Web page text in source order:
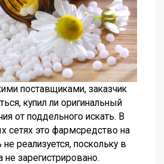
поставщиками, заказчик
купил ли оригинальный
от поддельного искать. В
сетях это фармсредство на
реализуется, поскольку в
не зарегистрировано.